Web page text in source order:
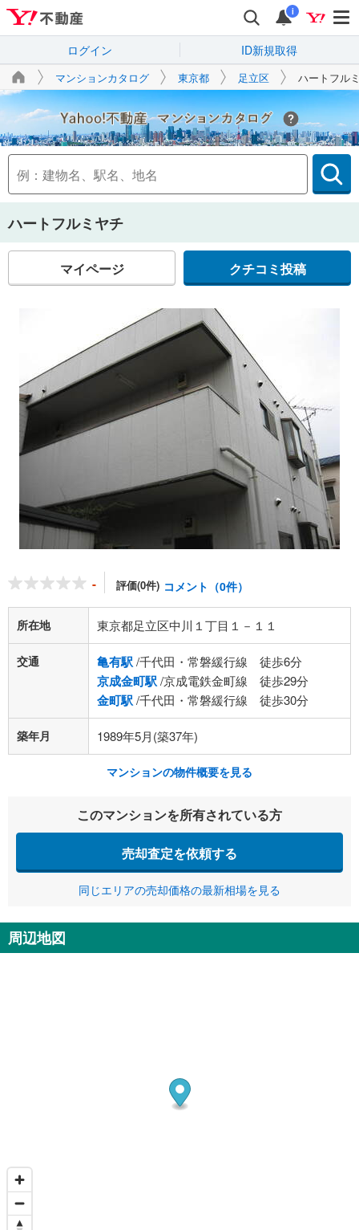
i
ログイン ID新規取得
マンションカタログ 東京都 足立区 ハートフル
Yahoo!不動産
ハートフルミヤチ
マイページ クチコミ投稿
- 評価(0件) コメント（0件）
所在地 東京都足立区中川１丁目１－１１
交通 亀有駅/千代田・常磐緩行線 徒歩6分
京成金町駅/京成電鉄金町線 徒歩29分
金町駅/千代田・常磐緩行線 徒歩30分
築年月 1989年5月(築37年)
マンションの物件概要を見る
このマンションを所有されている方
売却査定を依頼する
同じエリアの売却価格の最新相場を見る
周辺地図